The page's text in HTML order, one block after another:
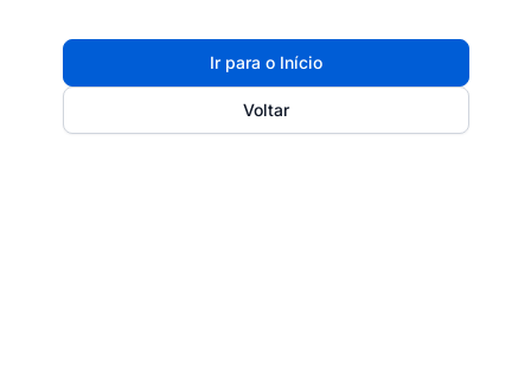
Ir para o Início
Voltar